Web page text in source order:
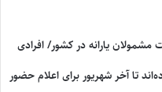
مشمولان یارانه در کشور/ افرادی
تا آخر شهریور برای اعلام حضور